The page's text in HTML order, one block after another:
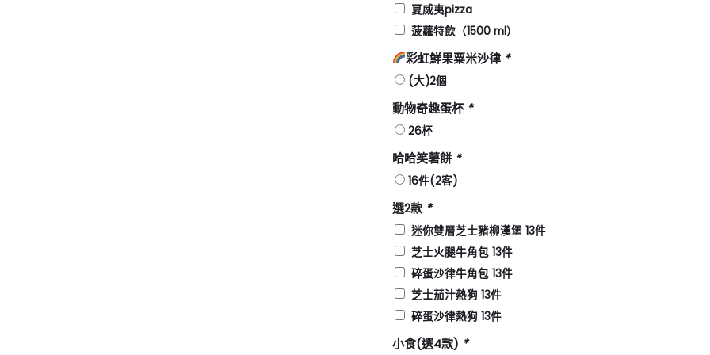
夏威夷pizza
菠蘿特飲（1500 ml）
彩虹鮮果粟米沙律 *
(大)2個
動物奇趣蛋杯 *
26杯
哈哈笑薯餅 *
16件(2客)
選2款 *
迷你雙層芝士豬柳漢堡 13件
芝士火腿牛角包 13件
碎蛋沙律牛角包 13件
芝士茄汁熱狗 13件
碎蛋沙律熱狗 13件
小食(選4款) *